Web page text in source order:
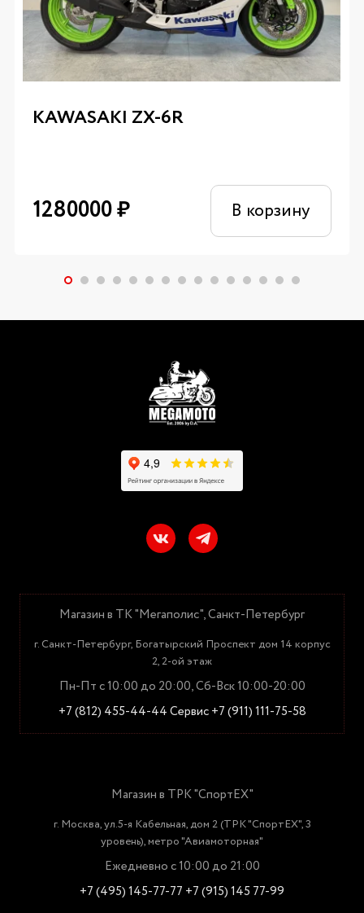
KAWASAKI ZX-6R
1280000₽ В корзину
Магазин в ТК "Мегаполис", Санкт-Петербург
г. Санкт-Петербург, Богатырский Проспект дом 14 корпус
2, 2-ой этаж
Пн-Пт с 10:00 до 20:00, Сб-Вск 10:00-20:00
+7 (812) 455-44-44Сервис +7 (911) 111-75-58
Магазин в ТРК "СпортЕХ"
г. Москва, ул.5-я Кабельная, дом 2 (ТРК "СпортЕХ", 3
уровень), метро "Авиамоторная"
Ежедневно с 10:00 до 21:00
+7 (495) 145-77-77 +7 (915) 145 77-99